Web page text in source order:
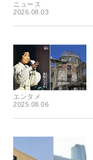
ニュース
2026.08.03
エンタメ
2025.08.06